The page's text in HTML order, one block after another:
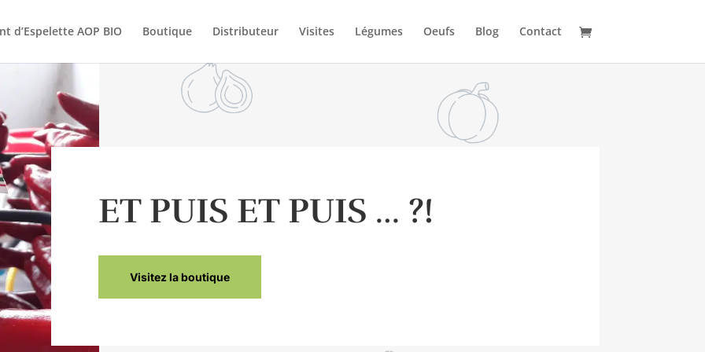
d’Espelette AOP BIO Boutique Distributeur Visites Légumes Oeufs Blog Contact
ET PUIS ET PUIS … ?!
Visitez la boutique